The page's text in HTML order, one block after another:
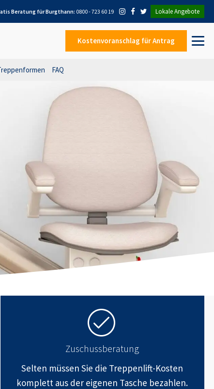
Beratung fürBurgthann: 0800 - 723 60 19 Lokale Angebote
Kostenvoranschlag für Antrag
FAQ
Zuschussberatung
Selten müssen Sie die Treppenlift-Kosten
komplett aus der eigenen Tasche bezahlen.